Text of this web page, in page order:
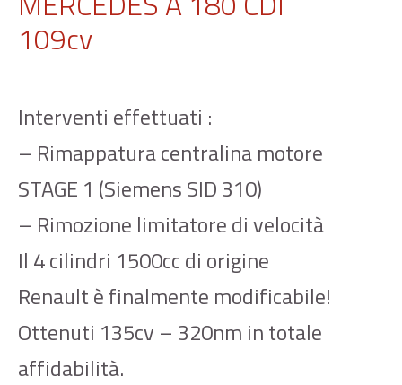
109cv
Interventi effettuati :
– Rimappatura centralina motore
STAGE 1 (Siemens SID 310)
– Rimozione limitatore di velocità
Il 4 cilindri 1500cc di origine
Renault è finalmente modificabile!
Ottenuti 135cv – 320nm in totale
affidabilità.